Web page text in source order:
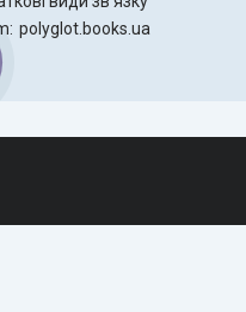
polyglot.books.ua